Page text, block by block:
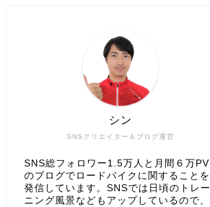
SNSクリエイター＆ブログ運営
シン
SNS総フォロワー1.5万人と月間６万PV
のブログでロードバイクに関することを
発信しています。SNSでは日頃のトレー
ニング風景などもアップしているので、